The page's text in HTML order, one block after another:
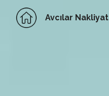
Avcılar Nakliyat